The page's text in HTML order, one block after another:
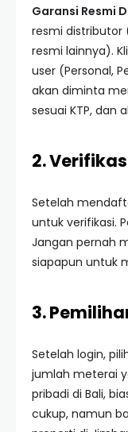
Garansi Resmi
resmi
resmi lainnya).
user (Personal,
akan diminta
sesuai KTP, dan
2.
Setelah
untuk verifikasi.
Jangan pernah
siapapun untuk
3.
Setelah login,
jumlah meterai
pribadi di Bali,
cukup, namun